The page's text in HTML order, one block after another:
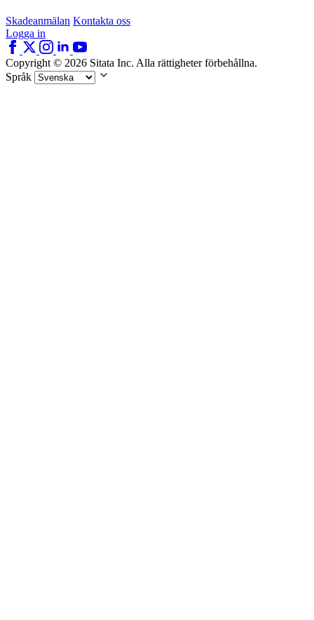
Skadeanmälan Kontakta oss
Logga in
Copyright © 2026 Sitata Inc. Alla rättigheter förbehållna.
Språk